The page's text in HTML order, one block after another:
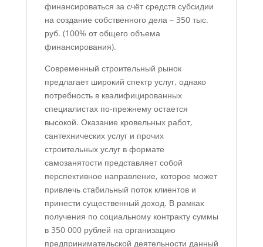
финансироваться за счёт средств субсидии
на создание собственного дела – 350 тыс.
руб. (100% от общего объема
финансирования).
Современный строительный рынок
предлагает широкий спектр услуг, однако
потребность в квалифицированных
специалистах по-прежнему остается
высокой. Оказание кровельных работ,
сантехнических услуг и прочих
строительных услуг в формате
самозанятости представляет собой
перспективное направление, которое может
привлечь стабильный поток клиентов и
принести существенный доход. В рамках
получения по социальному контракту суммы
в 350 000 рублей на организацию
предпринимательской деятельности данный